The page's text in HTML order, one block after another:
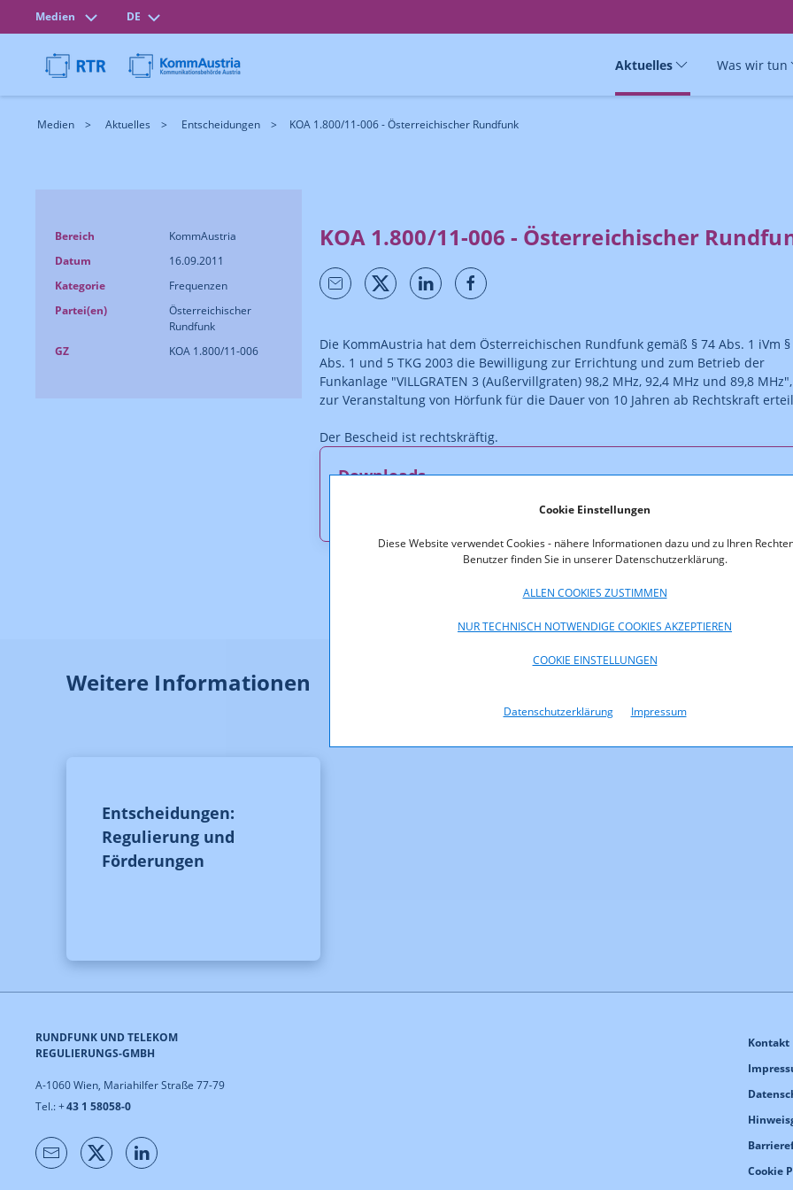
Cookie Einstellungen
Diese Website verwendet Cookies - nähere Informationen dazu und zu Ihren
Benutzer finden Sie in unserer Datenschutzerklärung.
ALLEN COOKIES ZUSTIMMEN
NUR TECHNISCH NOTWENDIGE COOKIES AKZEPTIEREN
COOKIE EINSTELLUNGEN
Datenschutzerklärung Impressum
Medien DE
Aktuelles Was wir tun
Medien Aktuelles Entscheidungen KOA 1.800/11-006 - Österreichischer Rundfunk
Bereich
KommAustria
Datum
16.09.2011
Kategorie
Frequenzen
Partei(en)
Österreichischer
Rundfunk
GZ
KOA 1.800/11-006
KOA 1.800/11-006 - Österreichischer
Die KommAustria hat dem Österreichischen Rundfunk gemäß § 74 Abs. 1 iVm §
Abs. 1 und 5 TKG 2003 die Bewilligung zur Errichtung und zum Betrieb der
Funkanlage "VILLGRATEN 3 (Außervillgraten) 98,2 MHz, 92,4 MHz und 89,8 MHz",
zur Veranstaltung von Hörfunk für die Dauer von 10 Jahren ab Rechtskraft
Der Bescheid ist rechtskräftig.
Downloads
KOA_1.800-11-006_Bescheid_Villgraten_3.pdf (pdf, 39,8 KB)
Weitere Informationen
Entscheidungen:
Regulierung und
Förderungen
RUNDFUNK UND TELEKOM
REGULIERUNGS-GMBH
A-1060 Wien, Mariahilfer Straße 77-79
Tel.: +43 1 58058-0
Kontakt
Cookie